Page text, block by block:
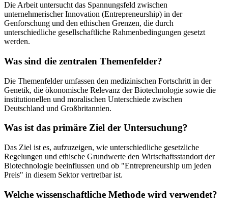
Die Arbeit untersucht das Spannungsfeld zwischen
unternehmerischer Innovation (Entrepreneurship) in der
Genforschung und den ethischen Grenzen, die durch
unterschiedliche gesellschaftliche Rahmenbedingungen gesetzt
werden.
Was sind die zentralen Themenfelder?
Die Themenfelder umfassen den medizinischen Fortschritt in der
Genetik, die ökonomische Relevanz der Biotechnologie sowie die
institutionellen und moralischen Unterschiede zwischen
Deutschland und Großbritannien.
Was ist das primäre Ziel der Untersuchung?
Das Ziel ist es, aufzuzeigen, wie unterschiedliche gesetzliche
Regelungen und ethische Grundwerte den Wirtschaftsstandort der
Biotechnologie beeinflussen und ob "Entrepreneurship um jeden
Preis" in diesem Sektor vertretbar ist.
Welche wissenschaftliche Methode wird verwendet?